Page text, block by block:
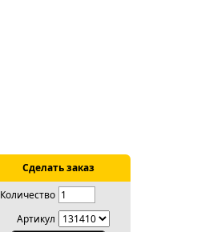
Сделать заказ
Количество
Артикул